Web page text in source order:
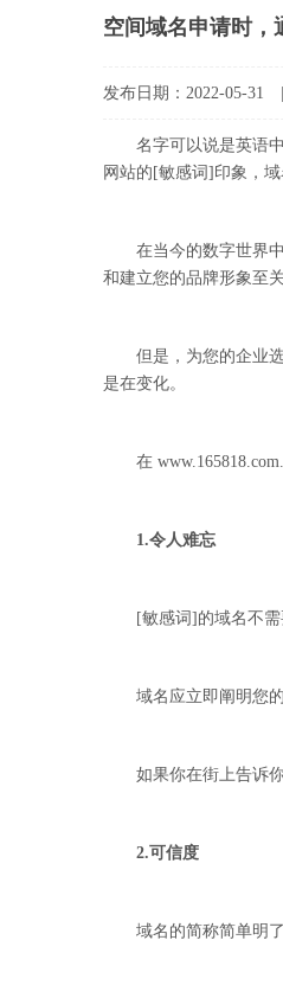
空间域名申请时，
发布日期：2022-05-
名字可以说是英语中
网站的[敏感词]印象，
在当今的数字世界中
和建立您的品牌形象至
但是，为您的企业选
是在变化。
在
1.令人难忘
[敏感词]的域名不需要
域名应立即阐明您的
如果你在街上告诉你的
2.可信度
域名的简称简单明了